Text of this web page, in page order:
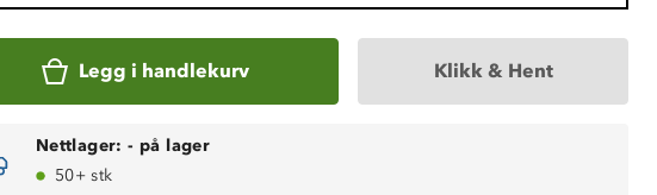
Legg i handlekurv Klikk & Hent
Nettlager: - på lager
50+ stk